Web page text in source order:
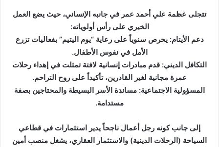
تتجلى عظمة علي أحمد عمر في جانبه الإنساني، حيث يضع العمل
الخيري على رأس أولوياته:
دعم الأيتام: يحرص سنوياً على رعاية “يوم اليتيم” بفعاليات تزرع
الأمل في نفوس الأطفال.
التكافل الديني: قدم مبادرات إنسانية لافتة تمثلت في إهداء رحلات
عمرة مجانية لغير القادرين، تأكيداً على روح التراحم.
المسؤولية الاجتماعية: مساندة الأسر البسيطة والمحتاجين بصفة
مستدامة.
إلى جانب كونه رجل أعمال ناجحاً يدير استثمارات في قطاعي
السياحة (الرحلات الدينية) والاستثمار العقاري، يشغل منصب أمين